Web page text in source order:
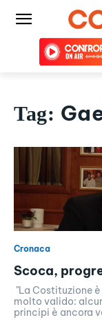
Tag:
Cronaca
Scoca,
"La Costituzione
molto valido:
principi è ancora